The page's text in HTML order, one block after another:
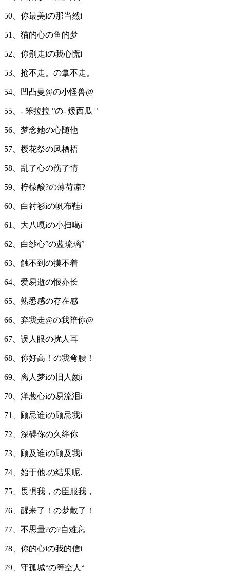
50、你最美iの那当然i
51、猫的心の鱼的梦
52、你别走iの我心慌i
53、抢不走。の拿不走。
54、凹凸曼@の小怪兽@
55、- 笨拉拉 °の- 矮西瓜 °
56、梦念她の心随他
57、樱花祭の凤栖梧
58、乱了心の伤了情
59、柠檬酸?の薄荷凉?
60、白衬衫iの帆布鞋i
61、大八嘎iの小扫噶i
62、白纱心°の蓝琉璃°
63、触不到の摸不着
64、爱易逝の恨亦长
65、熟悉感の存在感
66、弃我走@の我陪你@
67、误人眼の扰人耳
68、你好高！の我弯腰！
69、离人梦iの旧人颜i
70、洋葱心iの易流泪i
71、顾忌谁iの顾忌我i
72、深碍你の久绊你
73、顾及谁iの顾及我i
74、始于他.の结果呢.
75、畏惧我，の臣服我，
76、醒来了！の梦散了！
77、不思量?の?自难忘
78、你的心iの我的信i
79、守孤城°の等空人°